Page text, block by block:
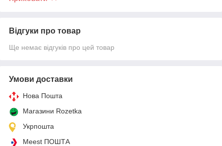
Відгуки про товар
Ще немає відгуків про цей товар
Умови доставки
Нова Пошта
Магазини Rozetka
Укрпошта
Meest ПОШТА